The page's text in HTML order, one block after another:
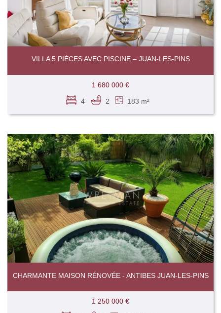
VILLA 5 PIÈCES AVEC PISCINE – JUAN-LES-PINS
1 680 000 €
4 2 183 m²
CHARMANTE MAISON RÉNOVÉE - ANTIBES JUAN-LES-PINS
1 250 000 €